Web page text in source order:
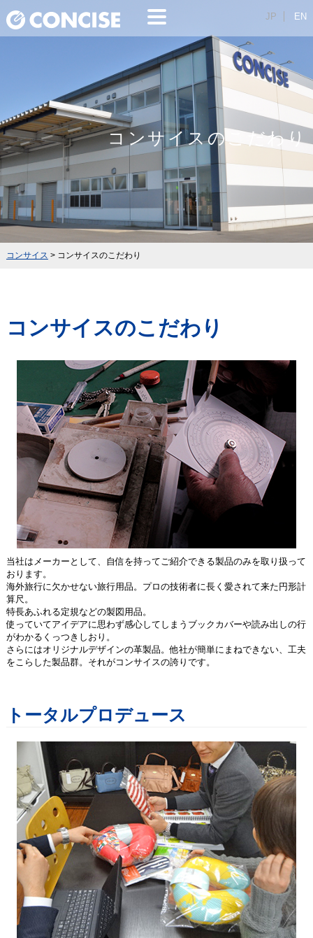
JP EN
コンサイスのこだわり
コンサイス > コンサイスのこだわり
コンサイスのこだわり
当社はメーカーとして、自信を持ってご紹介できる製品のみを取り扱って
おります。
海外旅行に欠かせない旅行用品。プロの技術者に長く愛されて来た円形計
算尺。
特長あふれる定規などの製図用品。
使っていてアイデアに思わず感心してしまうブックカバーや読み出しの行
がわかるくっつきしおり。
さらにはオリジナルデザインの革製品。他社が簡単にまねできない、工夫
をこらした製品群。それがコンサイスの誇りです。
トータルプロデュース